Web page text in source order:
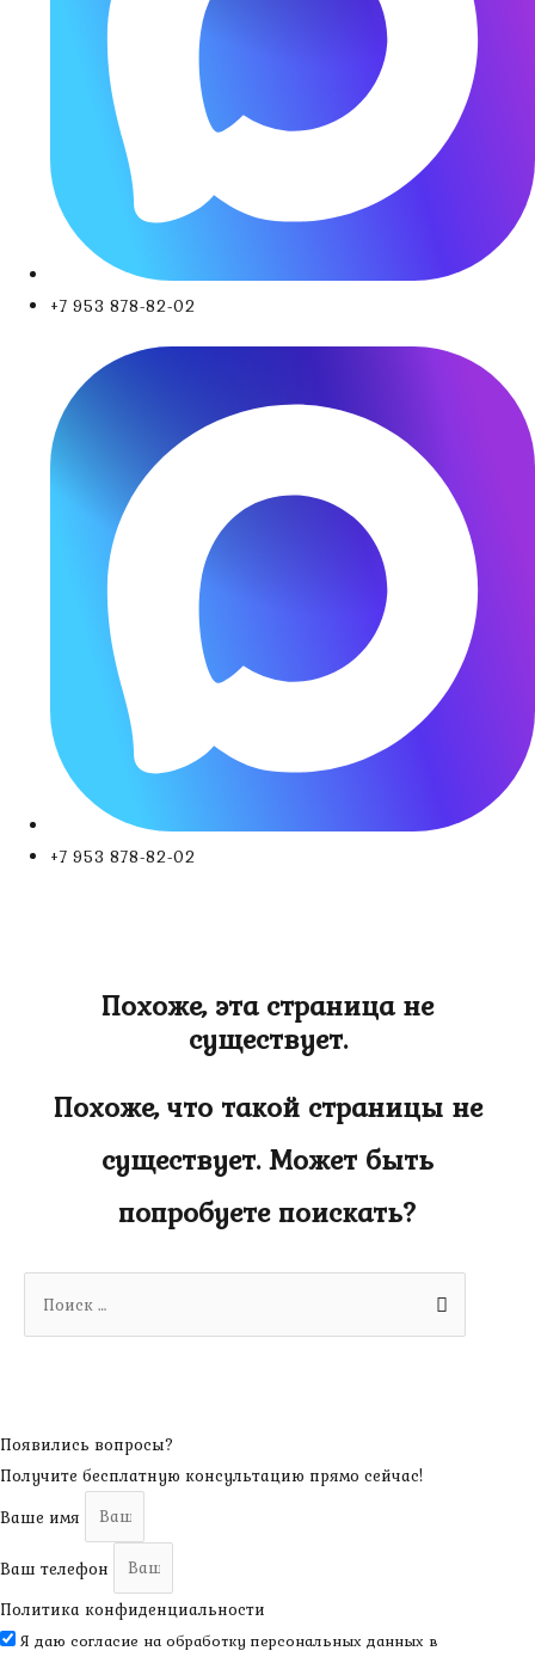
+7 953 878-82-02
+7 953 878-82-02
Похоже, эта страница не
существует.
Похоже, что такой страницы не
существует. Может быть
попробуете поискать?
for:
Появились вопросы?
Получите бесплатную консультацию прямо сейчас!
Ваше имя
Ваш телефон
Политика конфиденциальности
Я даю согласие на обработку персональных данных в